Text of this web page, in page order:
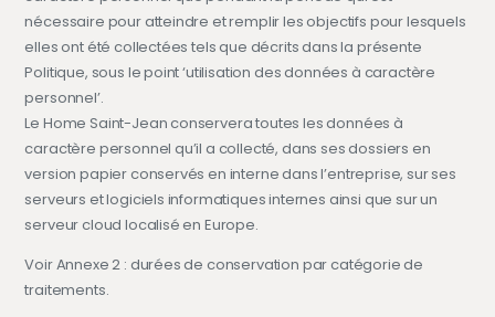
nécessaire pour atteindre et remplir les objectifs pour lesquels
elles ont été collectées tels que décrits dans la présente
Politique, sous le point ‘utilisation des données à caractère
personnel’.
Le Home Saint-Jean conservera toutes les données à
caractère personnel qu’il a collecté, dans ses dossiers en
version papier conservés en interne dans l’entreprise, sur ses
serveurs et logiciels informatiques internes ainsi que sur un
serveur cloud localisé en Europe.
Voir Annexe 2 : durées de conservation par catégorie de
traitements.